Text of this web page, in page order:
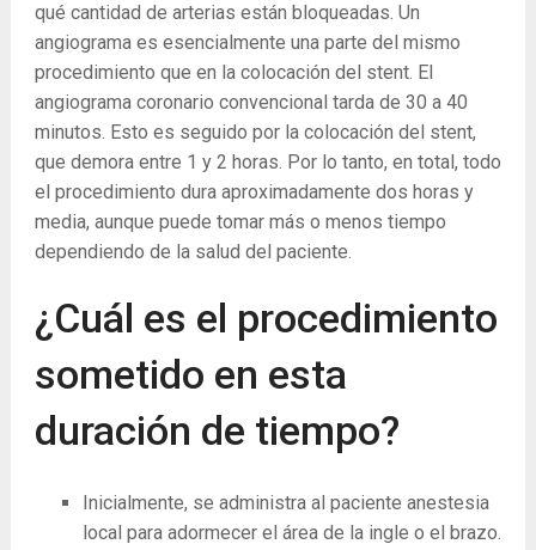
qué cantidad de arterias están bloqueadas. Un
angiograma es esencialmente una parte del mismo
procedimiento que en la colocación del stent. El
angiograma coronario convencional tarda de 30 a 40
minutos. Esto es seguido por la colocación del stent,
que demora entre 1 y 2 horas. Por lo tanto, en total, todo
el procedimiento dura aproximadamente dos horas y
media, aunque puede tomar más o menos tiempo
dependiendo de la salud del paciente.
¿Cuál es el procedimiento
sometido en esta
duración de tiempo?
Inicialmente, se administra al paciente anestesia
local para adormecer el área de la ingle o el brazo.